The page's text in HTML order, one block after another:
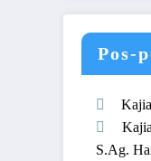
Pos-
S.Ag.